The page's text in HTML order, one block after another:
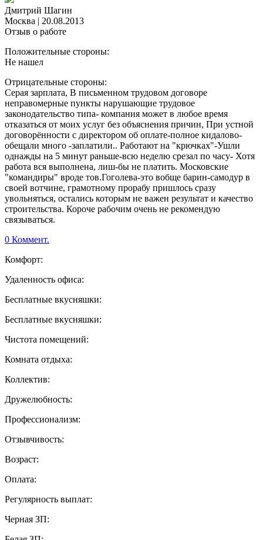
Дмитрий Шагин
Москва | 20.08.2013
Отзыв о работе
Положительные стороны:
Не нашел
Отрицательные стороны:
Серая зарплата, В письменном трудовом договоре
неправомерные пункты нарушающие трудовое
законодательство типа- компания может в любое время
отказаться от моих услуг без объяснения причин, При устной
договорённости с директором об оплате-полное кидалово-
обещали много -заплатили.. Работают на "крючках"-Ушли
однажды на 5 минут раньше-всю неделю срезал по часу- Хотя
работа вся выполнена, лиш-бы не платить. Московские
"командиры" вроде тов.Гоголева-это вобще барин-самодур в
своей вотчине, грамотному прорабу пришлось сразу
увольняться, остались которым не важен результат и качество
строительства. Короче рабочим очень не рекомендую
связываться.
0 Коммент.
Комфорт:
Удаленность офиса:
Бесплатные вкусняшки:
Бесплатные вкусняшки:
Чистота помещений:
Комната отдыха:
Коллектив:
Дружелюбность:
Профессионализм:
Отзывчивость:
Возраст:
Оплата:
Регулярность выплат:
Черная ЗП: